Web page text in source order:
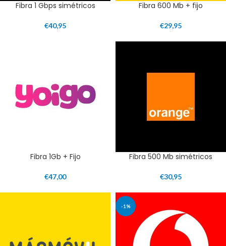
Fibra 1 Gbps simétricos
€40,95
Fibra 600 Mb + fijo
€29,95
Fibra 1Gb + Fijo
€47,00
Fibra 500 Mb simétricos
€30,95
-1%